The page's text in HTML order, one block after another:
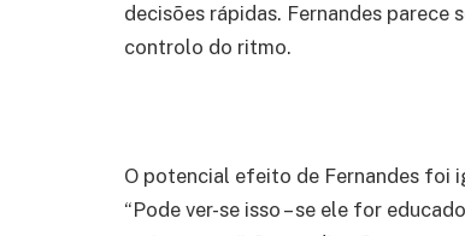
decisões rápidas. Fernandes parece
controlo do ritmo.
O potencial efeito de Fernandes foi
“Pode ver-se isso – se ele for